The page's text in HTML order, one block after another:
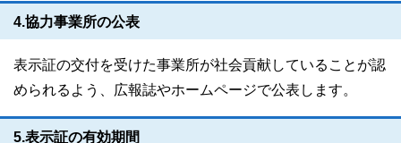
4.協力事業所の公表
表示証の交付を受けた事業所が社会貢献していることが認
められるよう、広報誌やホームページで公表します。
5.表示証の有効期間